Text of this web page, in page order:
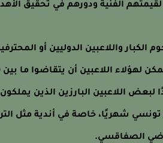
لقيمتهم الفنية ودورهم في تحقيق
الكبار واللاعبين الدوليين أو
لبعض اللاعبين البارزين الذين
دينار تونسي شهريًا، خاصة في أندية مثل
الصفاقسي.